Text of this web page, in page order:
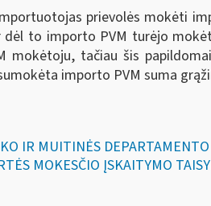
prievolės mokėti
to importo PVM turėjo
mokėtoju, tačiau šis
importo PVM suma
IR MUITINĖS
MOKESČIO ĮSKAITYMO